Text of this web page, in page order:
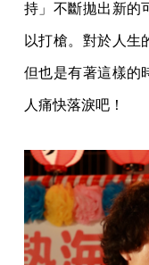
持」不斷拋出新的
以打槍。對於人生
但也是有著這樣的
人痛快落淚吧！